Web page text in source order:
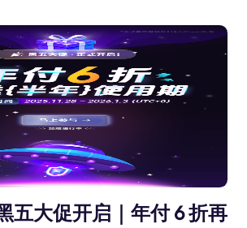
五大促开启｜年付 6 折再